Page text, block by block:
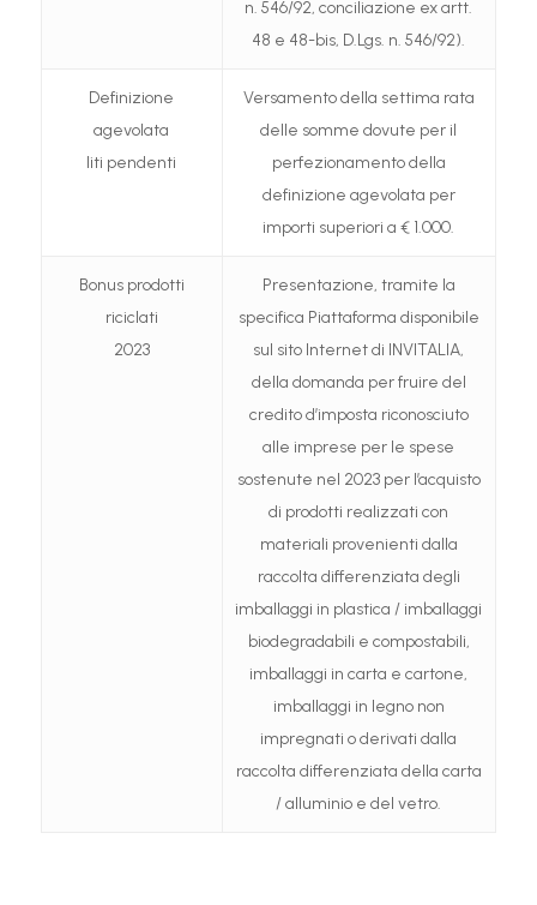
n. 546/92, conciliazione ex artt.
48 e 48-bis, D.Lgs. n. 546/92).
Definizione
agevolata
liti pendenti
Versamento della settima rata
delle somme dovute per il
perfezionamento della
definizione agevolata per
importi superiori a € 1.000.
Bonus prodotti
riciclati
2023
Presentazione, tramite la
specifica Piattaforma disponibile
sul sito Internet di INVITALIA,
della domanda per fruire del
credito d’imposta riconosciuto
alle imprese per le spese
sostenute nel 2023 per l’acquisto
di prodotti realizzati con
materiali provenienti dalla
raccolta differenziata degli
imballaggi in plastica / imballaggi
biodegradabili e compostabili,
imballaggi in carta e cartone,
imballaggi in legno non
impregnati o derivati dalla
raccolta differenziata della carta
/ alluminio e del vetro.